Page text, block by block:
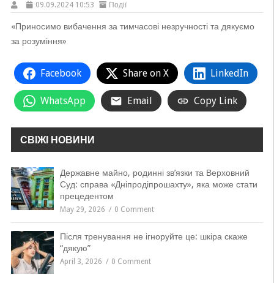
09.09.2024 10:53 Події
«Приносимо вибачення за тимчасові незручності та дякуємо
за розуміння»
Facebook Share on X LinkedIn
WhatsApp Email Copy Link
СВІЖІ НОВИНИ
Державне майно, родинні зв’язки та Верховний
Суд: справа «Дніпродіпрошахту», яка може стати
прецедентом
May 29, 2026 0 Comment
Після тренування не ігноруйте це: шкіра скаже
“дякую”
April 3, 2026 0 Comment